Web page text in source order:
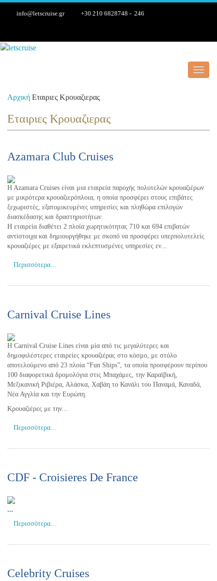
info@letscruise.gr +30 210 6828748 - 246
Αρχική Εταιριες Κρουαζιερας
Εταιριες Κρουαζιερας
Azamara Club Cruises
H Azamara Cruises είναι μια εταιρεία παροχής πολυτελών κρουαζιέρων
με μικρότερα κρουαζιερόπλοια, η οποία προσφέρει στους επιβάτες
ξεχωριστές, εξατομικευμένες υπηρεσίες και πληθώρα επιλογών
διασκέδασης και δραστηριοτήτων.
Η εταιρεία διαθέτει 2 πλοία χωρητικότητας 710 και 694 επιβατών
αντίστοιχα και δημιουργήθηκε με σκοπό να προσφέρει υπερπολυτελείς
κρουαζιέρες με εξαιρετικά εκλεπτυσμένες υπηρεσίες εν...
Περισσότερα...
Carnival Cruise Lines
Η Carnival Cruise Lines είναι μία από τις μεγαλύτερες και
δημοφιλέστερες εταιρείες κρουαζιέρας στο κόσμο, με στόλο
αποτελούμενο από 23 πλοία “Fun Ships”, τα οποία προσφέρουν περίπου
100 διαφορετικά δρομολόγια στις Μπαχάμες, την Καραϊβική,
Μεξικανική Ριβιέρα, Αλάσκα, Χαβάη το Κανάλι του Παναμά, Καναδά,
Νέα Αγγλία και την Ευρώπη.
Κρουαζιέρες με την...
Περισσότερα...
CDF - Croisieres De France
...
Περισσότερα...
Celebrity Cruises